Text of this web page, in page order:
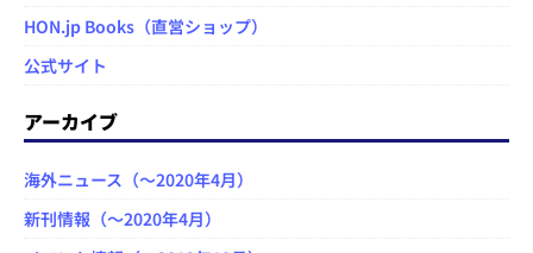
HON.jp Books（直営ショップ）
公式サイト
アーカイブ
海外ニュース（～2020年4月）
新刊情報（～2020年4月）